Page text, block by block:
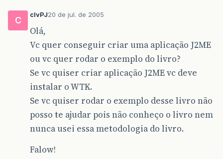
C
clvPJ20 de jul. de 2005
Olá,
Vc quer conseguir criar uma aplicação J2ME
ou vc quer rodar o exemplo do livro?
Se vc quiser criar aplicação J2ME vc deve
instalar o WTK.
Se vc quiser rodar o exemplo desse livro não
posso te ajudar pois não conheço o livro nem
nunca usei essa metodologia do livro.
Falow!